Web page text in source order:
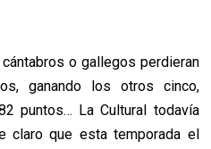
o gallegos perdieran
ganando los otros cinco,
puntos… La Cultural todavía
claro que esta temporada el